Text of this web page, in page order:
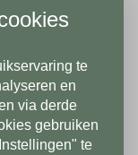
uw
assortiment
grote
luxe uit. Die luxe
1/8
te
en
via derde
gebruiken
te